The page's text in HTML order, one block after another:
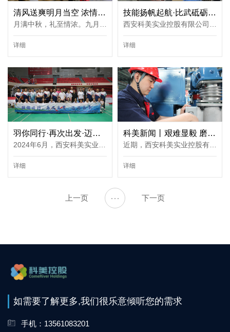
清风送爽明月当空 浓情中秋如约而至丨科美控股为全体员工发放中秋节暖心福利
详细
技能扬帆起航·比武砥砺前行——2024年科美控股生产中心工业尾气发电机组装配技能比武
详细
羽你同行·再次出发·迈向未来丨科美控股2024年羽毛球活动
详细
科美新闻丨艰难显毅 磨砺成玉——科美客户服务部收获表扬信，点赞项目高质量运行
详细
上一页 ··· 下一页
如需要了解更多,我们很乐意倾听您的需求
手机：13561083201